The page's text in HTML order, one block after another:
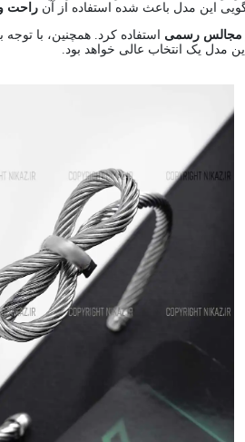
این مدل باعث شده استفاده از آنراحت
مجالس رسمی استفاده کرد. همچنین، با
مدل یک انتخاب عالی خواهد بود.